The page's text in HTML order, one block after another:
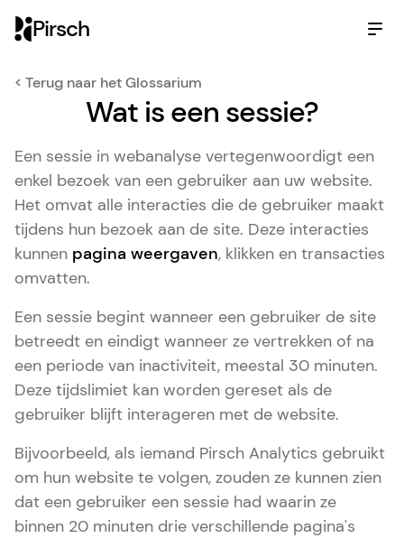
Pirsch
< Terug naar het Glossarium
Wat is een sessie?
Een sessie in webanalyse vertegenwoordigt een
enkel bezoek van een gebruiker aan uw website.
Het omvat alle interacties die de gebruiker maakt
tijdens hun bezoek aan de site. Deze interacties
kunnen pagina weergaven, klikken en transacties
omvatten.
Een sessie begint wanneer een gebruiker de site
betreedt en eindigt wanneer ze vertrekken of na
een periode van inactiviteit, meestal 30 minuten.
Deze tijdslimiet kan worden gereset als de
gebruiker blijft interageren met de website.
Bijvoorbeeld, als iemand Pirsch Analytics gebruikt
om hun website te volgen, zouden ze kunnen zien
dat een gebruiker een sessie had waarin ze
binnen 20 minuten drie verschillende pagina's